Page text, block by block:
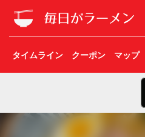
タイムライン クーポン マップ